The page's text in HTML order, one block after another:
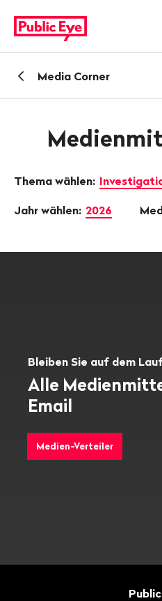
auf
publiceye.ch
ZurückMedia Corner
Thema wählen:
Jahr wählen: 2026
Bleiben Sie auf dem
Alle
Email
Medien-Verteiler